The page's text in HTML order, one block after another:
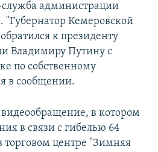
администрации
"Губернатор Кемеровской
к президенту
Владимиру Путину с
по собственному
в сообщении.
в котором
в связи с гибелью 64
торговом центре "Зимняя